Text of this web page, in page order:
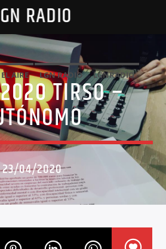
RADIO
AIRE LGN RADIO LGNRADIO
TIRSO –
23/04/2020